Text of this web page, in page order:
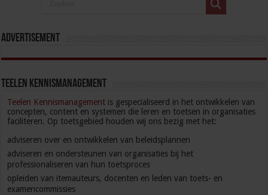
Advertisement
Teelen kennismanagement
Teelen Kennismanagement is gespecialiseerd in het ontwikkelen van
concepten, content en systemen die leren en toetsen in organisaties
faciliteren. Op toetsgebied houden wij ons bezig met het:
adviseren over en ontwikkelen van beleidsplannen
adviseren en ondersteunen van organisaties bij het
professionaliseren van hun toetsproces
opleiden van itemauteurs, docenten en leden van toets- en
examencommissies